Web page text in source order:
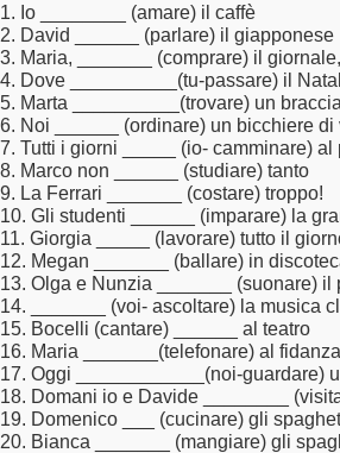
1. Io ________ (amare) il caffè
2. David ______ (parlare) il giapponese
3. Maria, _______ (comprare) il
4. Dove __________(tu-passare) il
5. Marta __________(trovare) un
6. Noi ______ (ordinare) un bicchiere di
7. Tutti i giorni _____ (io- camminare) al
8. Marco non ______ (studiare) tanto
9. La Ferrari _______ (costare) troppo!
10. Gli studenti ______ (imparare) la
11. Giorgia _____ (lavorare) tutto il
12. Megan _______ (ballare) in
13. Olga e Nunzia _______ (suonare) il
14. _______ (voi- ascoltare) la musica
15. Bocelli (cantare) ______ al teatro
16. Maria _______(telefonare) al
17. Oggi ____________(noi-guardare)
18. Domani io e Davide ________
19. Domenico ___ (cucinare) gli
20. Bianca _______ (mangiare) gli